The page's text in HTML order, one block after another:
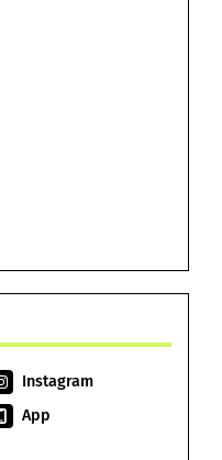
Instagram
App